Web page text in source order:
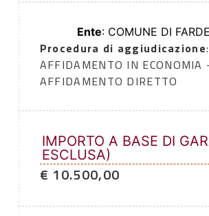
Ente: COMUNE DI
Procedura di aggiudicazione
AFFIDAMENTO IN ECONOMIA
AFFIDAMENTO DIRETTO
IMPORTO A BASE DI
ESCLUSA)
€ 10.500,00